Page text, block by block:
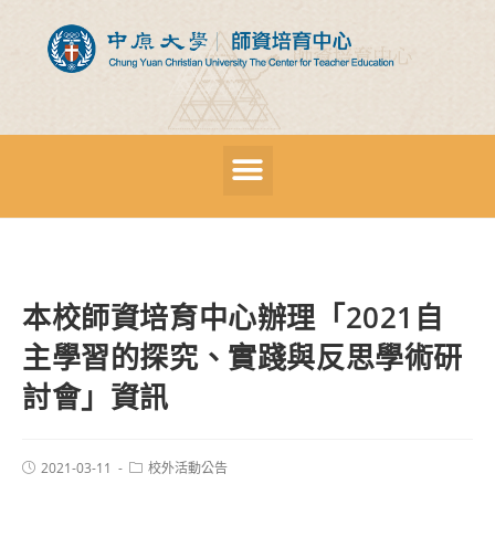
本校師資培育中心辦理「2021自
主學習的探究、實踐與反思學術研
討會」資訊
2021-03-11 校外活動公告